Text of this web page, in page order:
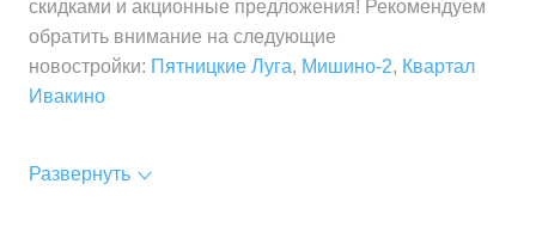
скидками и акционные предложения! Рекомендуем
обратить внимание на следующие
новостройки: Пятницкие Луга, Мишино-2, Квартал
Ивакино
Развернуть